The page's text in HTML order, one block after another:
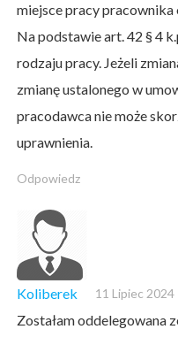
miejsce pracy
Na podstawie art. 42 § 4
rodzaju pracy. Jeżeli
zmianę ustalonego w
pracodawca nie może
uprawnienia.
Odpowiedz
Koliberek 11 Lipiec 2024
Zostałam oddelegowana